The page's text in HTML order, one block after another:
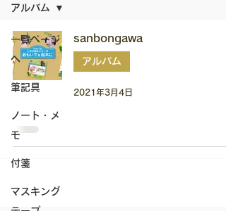
一覧ページ
へ
筆記具
ノート・メ
モ
付箋
マスキング
アルバム
sanbongawa
アルバム
2021年3月4日